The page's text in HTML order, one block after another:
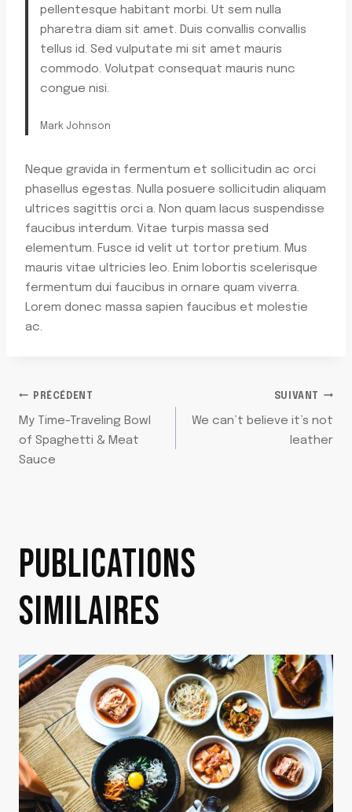
pellentesque habitant morbi. Ut sem nulla
pharetra diam sit amet. Duis convallis convallis
tellus id. Sed vulputate mi sit amet mauris
commodo. Volutpat consequat mauris nunc
congue nisi.
Mark Johnson
Neque gravida in fermentum et sollicitudin ac orci
phasellus egestas. Nulla posuere sollicitudin aliquam
ultrices sagittis orci a. Non quam lacus suspendisse
faucibus interdum. Vitae turpis massa sed
elementum. Fusce id velit ut tortor pretium. Mus
mauris vitae ultricies leo. Enim lobortis scelerisque
fermentum dui faucibus in ornare quam viverra.
Lorem donec massa sapien faucibus et molestie
ac.
NAVIGATION
DE
PRÉCÉDENT
My Time-Traveling Bowl
of Spaghetti & Meat
Sauce
SUIVANT
We can’t believe it’s not
leather
PUBLICATIONS
SIMILAIRES